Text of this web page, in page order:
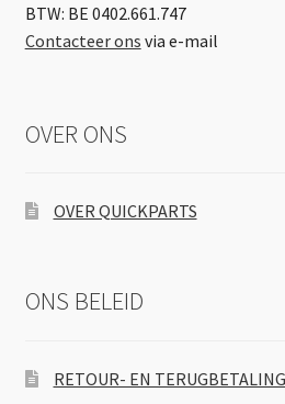
BTW: BE 0402.661.747
Contacteer ons via e-mail
OVER ONS
OVER QUICKPARTS
ONS BELEID
RETOUR- EN